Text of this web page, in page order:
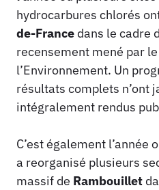
hydrocarbures chlorés
de-France dans le cadre
recensement mené par
l’Environnement. Un
résultats complets n’ont
intégralement rendus
C’est également l’année
a reorganisé plusieurs
massif de Rambouillet